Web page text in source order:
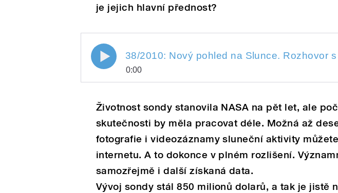
/
pause
je jejich hlavní přednost?
0:00
Životnost sondy stanovila NASA na pět let, ale
skutečnosti by měla pracovat déle. Možná až
fotografie i videozáznamy sluneční aktivity
internetu. A to dokonce v plném rozlišení.
samozřejmě i další získaná data.
Vývoj sondy stál 850 milionů dolarů, a tak je jistě